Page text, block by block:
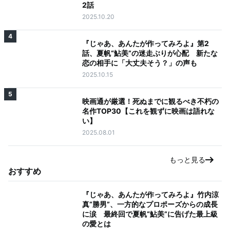
2話
2025.10.20
4
『じゃあ、あんたが作ってみろよ』第2
話、夏帆“鮎美”の迷走ぶりが心配 新たな
恋の相手に「大丈夫そう？」の声も
2025.10.15
5
映画通が厳選！死ぬまでに観るべき不朽の
名作TOP30【これを観ずに映画は語れな
い】
2025.08.01
もっと見る
おすすめ
『じゃあ、あんたが作ってみろよ』竹内涼
真“勝男”、一方的なプロポーズからの成長
に涙 最終回で夏帆“鮎美”に告げた最上級
の愛とは